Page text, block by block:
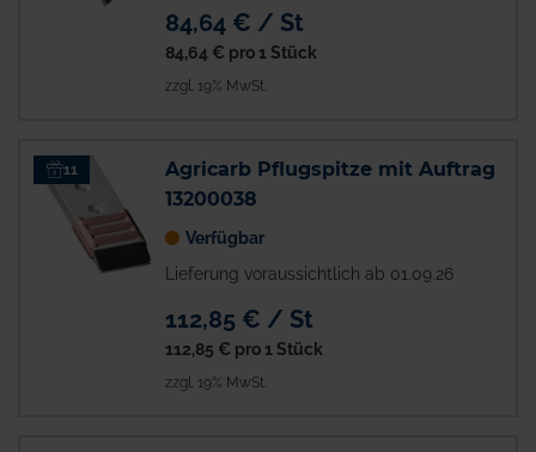
84,64 € / St
84,64 € pro 1 Stück
zzgl. 19% MwSt.
11
Agricarb Pflugspitze mit Auftrag
13200038
Verfügbar
Lieferung voraussichtlich ab 01.09.26
112,85 € / St
112,85 € pro 1 Stück
zzgl. 19% MwSt.